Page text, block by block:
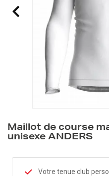
Maillot de course
unisexe ANDERS
Votre tenue club